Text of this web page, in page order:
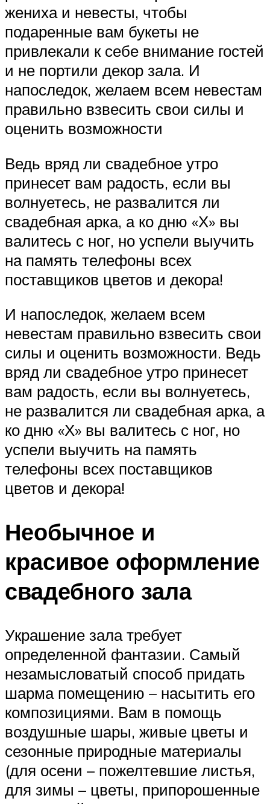
жениха и невесты, чтобы
подаренные вам букеты не
привлекали к себе внимание гостей
и не портили декор зала. И
напоследок, желаем всем невестам
правильно взвесить свои силы и
оценить возможности
Ведь вряд ли свадебное утро
принесет вам радость, если вы
волнуетесь, не развалится ли
свадебная арка, а ко дню «Х» вы
валитесь с ног, но успели выучить
на память телефоны всех
поставщиков цветов и декора!
И напоследок, желаем всем
невестам правильно взвесить свои
силы и оценить возможности. Ведь
вряд ли свадебное утро принесет
вам радость, если вы волнуетесь,
не развалится ли свадебная арка, а
ко дню «Х» вы валитесь с ног, но
успели выучить на память
телефоны всех поставщиков
цветов и декора!
Необычное и
красивое оформление
свадебного зала
Украшение зала требует
определенной фантазии. Самый
незамысловатый способ придать
шарма помещению – насытить его
композициями. Вам в помощь
воздушные шары, живые цветы и
сезонные природные материалы
(для осени – пожелтевшие листья,
для зимы – цветы, припорошенные